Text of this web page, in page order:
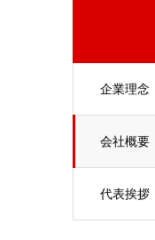
企業理念
会社概要
代表挨拶